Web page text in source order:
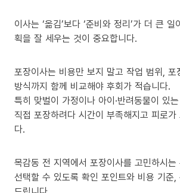
이사는 ‘옮김’보다 ‘준비와 정리’가 더 큰
획을 잘 세우는 것이 중요합니다.
포장이사는 비용만 보지 말고 작업 범위, 포
방식까지 함께 비교해야 후회가 적습니다.
특히 맞벌이 가정이나 아이·반려동물이 있
직접 포장하려다 시간이 부족해지고 피로
다.
목감동 전 지역에서 포장이사를 고민하시는
선택할 수 있도록 확인 포인트와 비용 기준,